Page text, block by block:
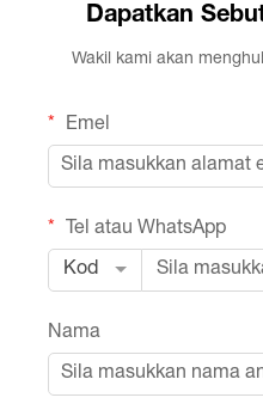
Dapatkan
Wakil kami akan
Emel
Tel atau WhatsApp
Kod
Nama